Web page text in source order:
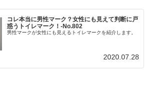
コレ本当に男性マーク？女性にも見えて判断に戸
惑うトイレマーク！‐No.802
男性マークが女性にも見えるトイレマークを紹介します。
2020.07.28